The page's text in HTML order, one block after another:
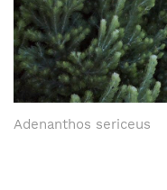
Adenanthos sericeus